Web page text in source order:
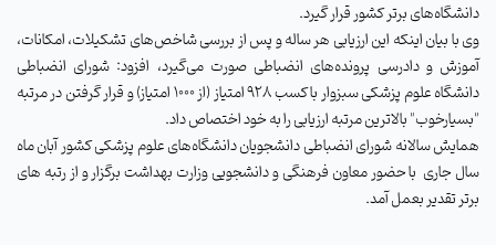
دانشگاه‌های برتر کشور قرار گیرد.
وی با بیان اینکه این ارزیابی هر ساله و پس از بررسی شاخص‌های تشکیلات، امکانات،
آموزش و دادرسی پرونده‌های انضباطی صورت می‌گیرد، افزود: شورای انضباطی
دانشگاه علوم پزشکی سبزوار با کسب 928 امتیاز (از ۱۰۰۰ امتیاز) و قرار گرفتن در مرتبه
"بسیارخوب" بالاترین مرتبه ارزیابی را به خود اختصاص داد.
همایش سالانه شورای انضباطی دانشجویان دانشگاه‌های علوم پزشکی کشور آبان ماه
سال جاری با حضور معاون فرهنگی و دانشجویی وزارت بهداشت برگزار و از رتبه های
برتر تقدیر بعمل آمد.